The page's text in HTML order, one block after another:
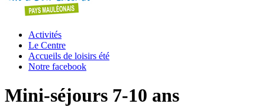
Activités
Le Centre
Accueils de loisirs été
Notre facebook
Mini-séjours 7-10 ans